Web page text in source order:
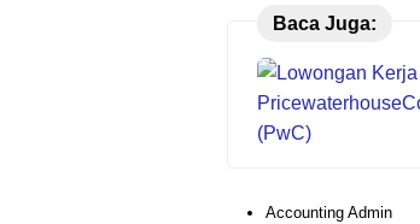
Baca Juga:
Accounting Admin